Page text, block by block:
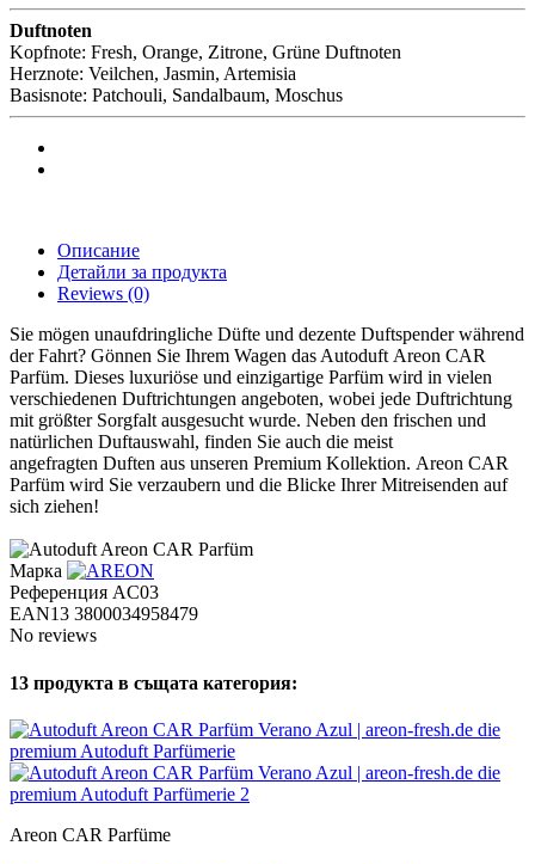
Duftnoten
Kopfnote: Fresh, Orange, Zitrone, Grüne Duftnoten
Herznote: Veilchen, Jasmin, Artemisia
Basisnote: Patchouli, Sandalbaum, Moschus
Описание
Детайли за продукта
Reviews (0)
Sie mögen unaufdringliche Düfte und dezente Duftspender während
der Fahrt? Gönnen Sie Ihrem Wagen das Autoduft Areon CAR
Parfüm. Dieses luxuriöse und einzigartige Parfüm wird in vielen
verschiedenen Duftrichtungen angeboten, wobei jede Duftrichtung
mit größter Sorgfalt ausgesucht wurde. Neben den frischen und
natürlichen Duftauswahl, finden Sie auch die meist
angefragten Duften aus unseren Premium Kollektion. Areon CAR
Parfüm wird Sie verzaubern und die Blicke Ihrer Mitreisenden auf
sich ziehen!
Марка
Референция AC03
EAN13 3800034958479
No reviews
13 продукта в същата категория:
Areon CAR Parfüme